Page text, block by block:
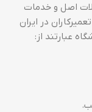
اصل و خدمات
در ایران